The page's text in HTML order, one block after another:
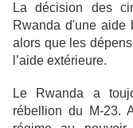
La décision des
Rwanda d'une aide
alors que les
l’aide extérieure.
Le Rwanda a
rébellion du M-23.